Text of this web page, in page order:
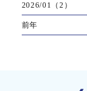
2026/01（2）
前年